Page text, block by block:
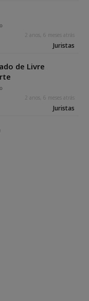
2 anos, 6 meses atrás
Juristas
de Livre
2 anos, 6 meses atrás
Juristas